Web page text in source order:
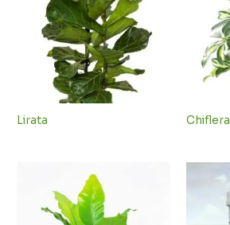
Lirata Chiflera